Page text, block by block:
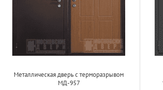
Металлическая дверь с терморазрывом
МД-957